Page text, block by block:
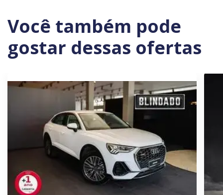
Você também pode
gostar dessas ofertas